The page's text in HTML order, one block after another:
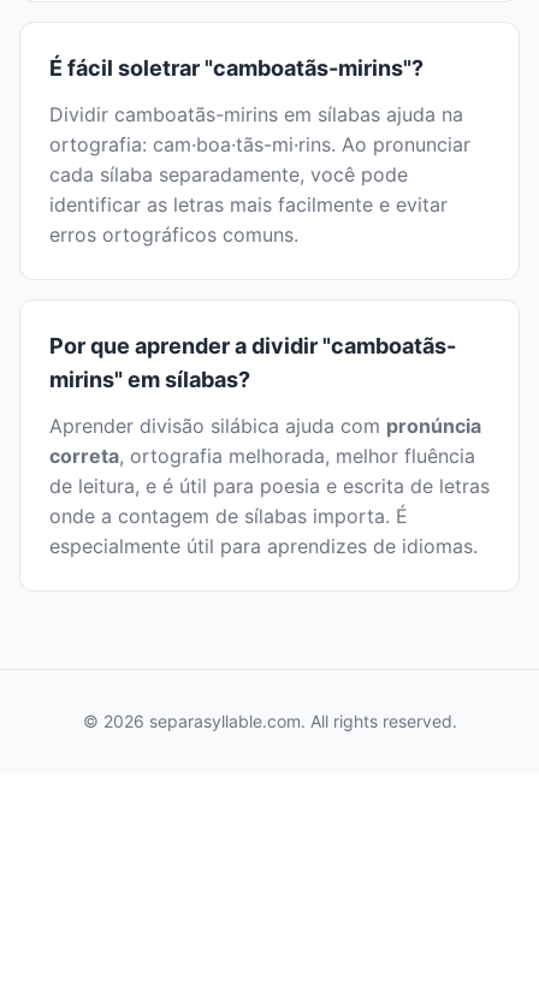
É fácil soletrar "camboatãs-mirins"?
Dividir camboatãs-mirins em sílabas ajuda na
ortografia: cam·boa·tãs-mi·rins. Ao pronunciar
cada sílaba separadamente, você pode
identificar as letras mais facilmente e evitar
erros ortográficos comuns.
Por que aprender a dividir "camboatãs-
mirins" em sílabas?
Aprender divisão silábica ajuda com pronúncia
correta, ortografia melhorada, melhor fluência
de leitura, e é útil para poesia e escrita de letras
onde a contagem de sílabas importa. É
especialmente útil para aprendizes de idiomas.
© 2026 separasyllable.com. All rights reserved.